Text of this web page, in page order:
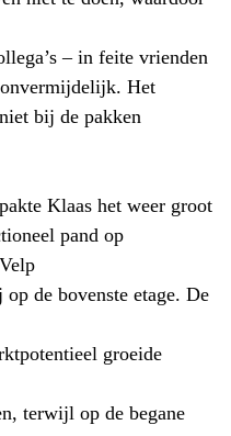
– in feite vrienden
Het
bij de pakken
Klaas het weer groot
pand op
de bovenste etage. De
groeide
terwijl op de begane